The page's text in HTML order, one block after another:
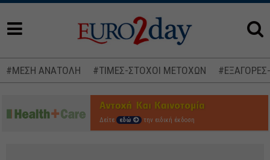
#ΜΕΣΗ ΑΝΑΤΟΛΗ #ΤΙΜΕΣ-ΣΤΟΧΟΙ ΜΕΤΟΧΩΝ
Δείτε εδώ την ειδική έκδοση